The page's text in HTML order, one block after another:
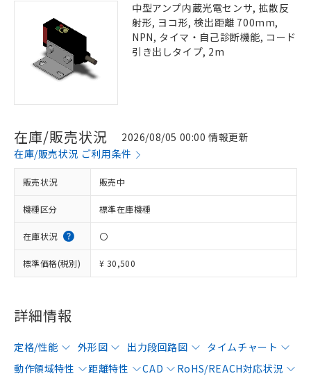
中型アンプ内蔵光電センサ, 拡散反
射形, ヨコ形, 検出距離 700mm,
NPN, タイマ・自己診断機能, コード
引き出しタイプ, 2m
在庫/販売状況
2026/08/05 00:00 情報更新
在庫/販売状況 ご利用条件
販売状況 販売中
機種区分 標準在庫機種
在庫状況 〇
標準価格(税別) ¥ 30,500
詳細情報
定格/性能 外形図 出力段回路図
タイムチャート
動作領域特性
距離特性 CAD
RoHS/REACH対応状況